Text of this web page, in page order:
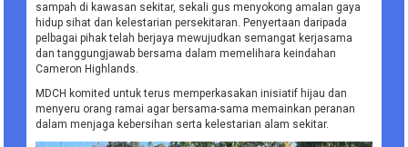
sampah di kawasan sekitar, sekali gus menyokong amalan gaya
hidup sihat dan kelestarian persekitaran. Penyertaan daripada
pelbagai pihak telah berjaya mewujudkan semangat kerjasama
dan tanggungjawab bersama dalam memelihara keindahan
Cameron Highlands.
MDCH komited untuk terus memperkasakan inisiatif hijau dan
menyeru orang ramai agar bersama-sama memainkan peranan
dalam menjaga kebersihan serta kelestarian alam sekitar.